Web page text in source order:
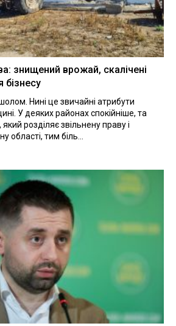
знищений врожай, скалічені
бізнесу
Нині це звичайні атрибути
У деяких районах спокійніше, та
розділяє звільнену праву і
області, тим біль...